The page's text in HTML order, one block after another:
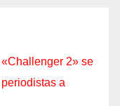
2» se
a